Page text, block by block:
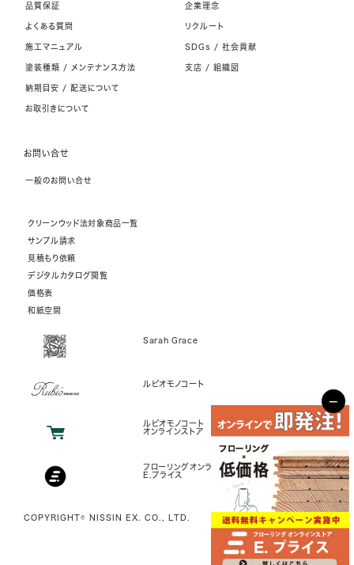
品質保証
よくある質問
施工マニュアル
塗装種類 / メンテナンス方法
納期目安 / 配送について
お取引きについて
企業理念
リクルート
SDGs / 社会貢献
支店 / 組織図
お問い合せ
一般のお問い合せ
クリーンウッド法対象商品一覧
サンプル請求
見積もり依頼
デジタルカタログ閲覧
価格表
和紙空間
Sarah Grace
ルビオモノコート
ルビオモノコート
オンラインストア
フローリングオンラインストア
E.プライス
COPYRIGHT© NISSIN EX. CO., LTD.
−